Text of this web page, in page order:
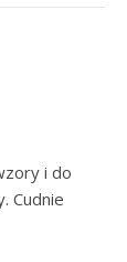
i do
Cudnie